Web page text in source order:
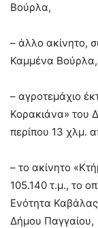
Βούρλα,
– άλλο ακίνητο,
Καμμένα Βούρλα,
– αγροτεμάχιο
Κορακιάνα» του
περίπου 13 χλμ.
– το ακίνητο
105.140 τ.μ., το
Ενότητα
Δήμου Παγγαίου,